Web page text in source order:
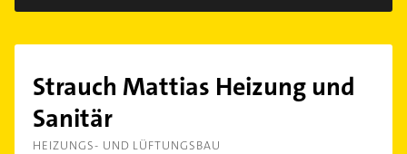
Strauch Mattias Heizung und
Sanitär
HEIZUNGS- UND LÜFTUNGSBAU